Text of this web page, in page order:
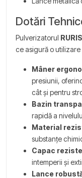
Dotări
Pulverizatorul
ce asigură o
Mâner
presiunii,
cât și pentru
Bazin
rapidă a
Material
substanțe
Capac
intemperii și
Lance